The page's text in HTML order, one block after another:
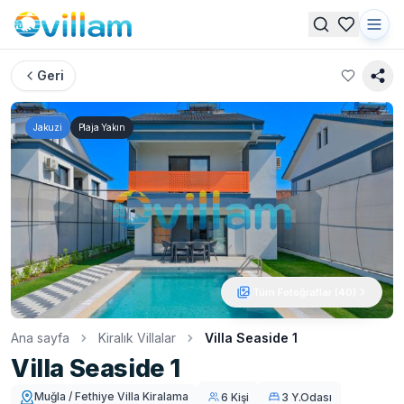
Geri
Jakuzi Plaja Yakın
Ana sayfa Kiralık Villalar Villa Seaside 1
Villa Seaside 1
Muğla / Fethiye Villa Kiralama 6 Kişi 3 Y.Odası
"Villa
Seaside 1",
Fethiye
yer alan